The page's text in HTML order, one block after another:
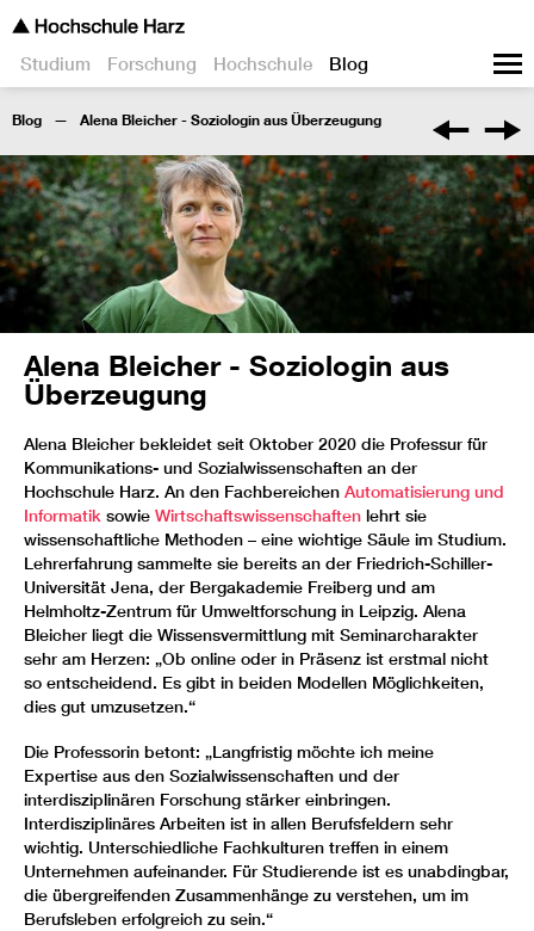
Studium Forschung Hochschule Blog
Blog Alena Bleicher - Soziologin aus Überzeugung
Alena Bleicher - Soziologin aus
Überzeugung
Alena Bleicher bekleidet seit Oktober 2020 die Professur für
Kommunikations- und Sozialwissenschaften an der
Hochschule Harz. An den Fachbereichen Automatisierung und
Informatik sowie Wirtschaftswissenschaften lehrt sie
wissenschaftliche Methoden – eine wichtige Säule im Studium.
Lehrerfahrung sammelte sie bereits an der Friedrich-Schiller-
Universität Jena, der Bergakademie Freiberg und am
Helmholtz-Zentrum für Umweltforschung in Leipzig. Alena
Bleicher liegt die Wissensvermittlung mit Seminarcharakter
sehr am Herzen: „Ob online oder in Präsenz ist erstmal nicht
so entscheidend. Es gibt in beiden Modellen Möglichkeiten,
dies gut umzusetzen.“
Die Professorin betont: „Langfristig möchte ich meine
Expertise aus den Sozialwissenschaften und der
interdisziplinären Forschung stärker einbringen.
Interdisziplinäres Arbeiten ist in allen Berufsfeldern sehr
wichtig. Unterschiedliche Fachkulturen treffen in einem
Unternehmen aufeinander. Für Studierende ist es unabdingbar,
die übergreifenden Zusammenhänge zu verstehen, um im
Berufsleben erfolgreich zu sein.“